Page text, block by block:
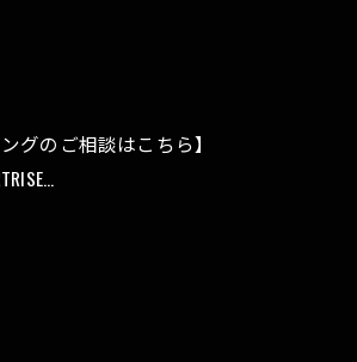
グのご相談はこちら】